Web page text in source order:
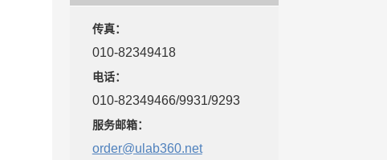
传真：
010-82349418
电话：
010-82349466/9931/9293
服务邮箱：
order@ulab360.net